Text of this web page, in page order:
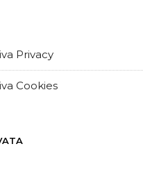
Privacy
Cookies